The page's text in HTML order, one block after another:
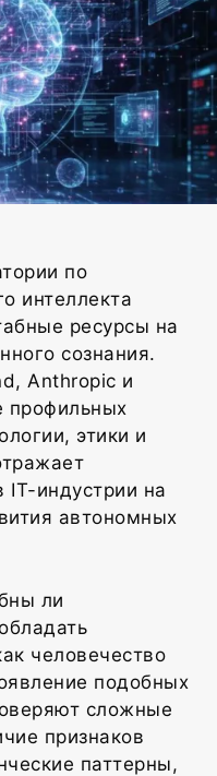
по
интеллекта
ресурсы на
сознания.
Anthropic и
профильных
этики и
IT-индустрии на
автономных
ли
человечество
подобных
сложные
признаков
паттерны,